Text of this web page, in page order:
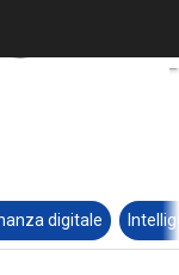
digitale